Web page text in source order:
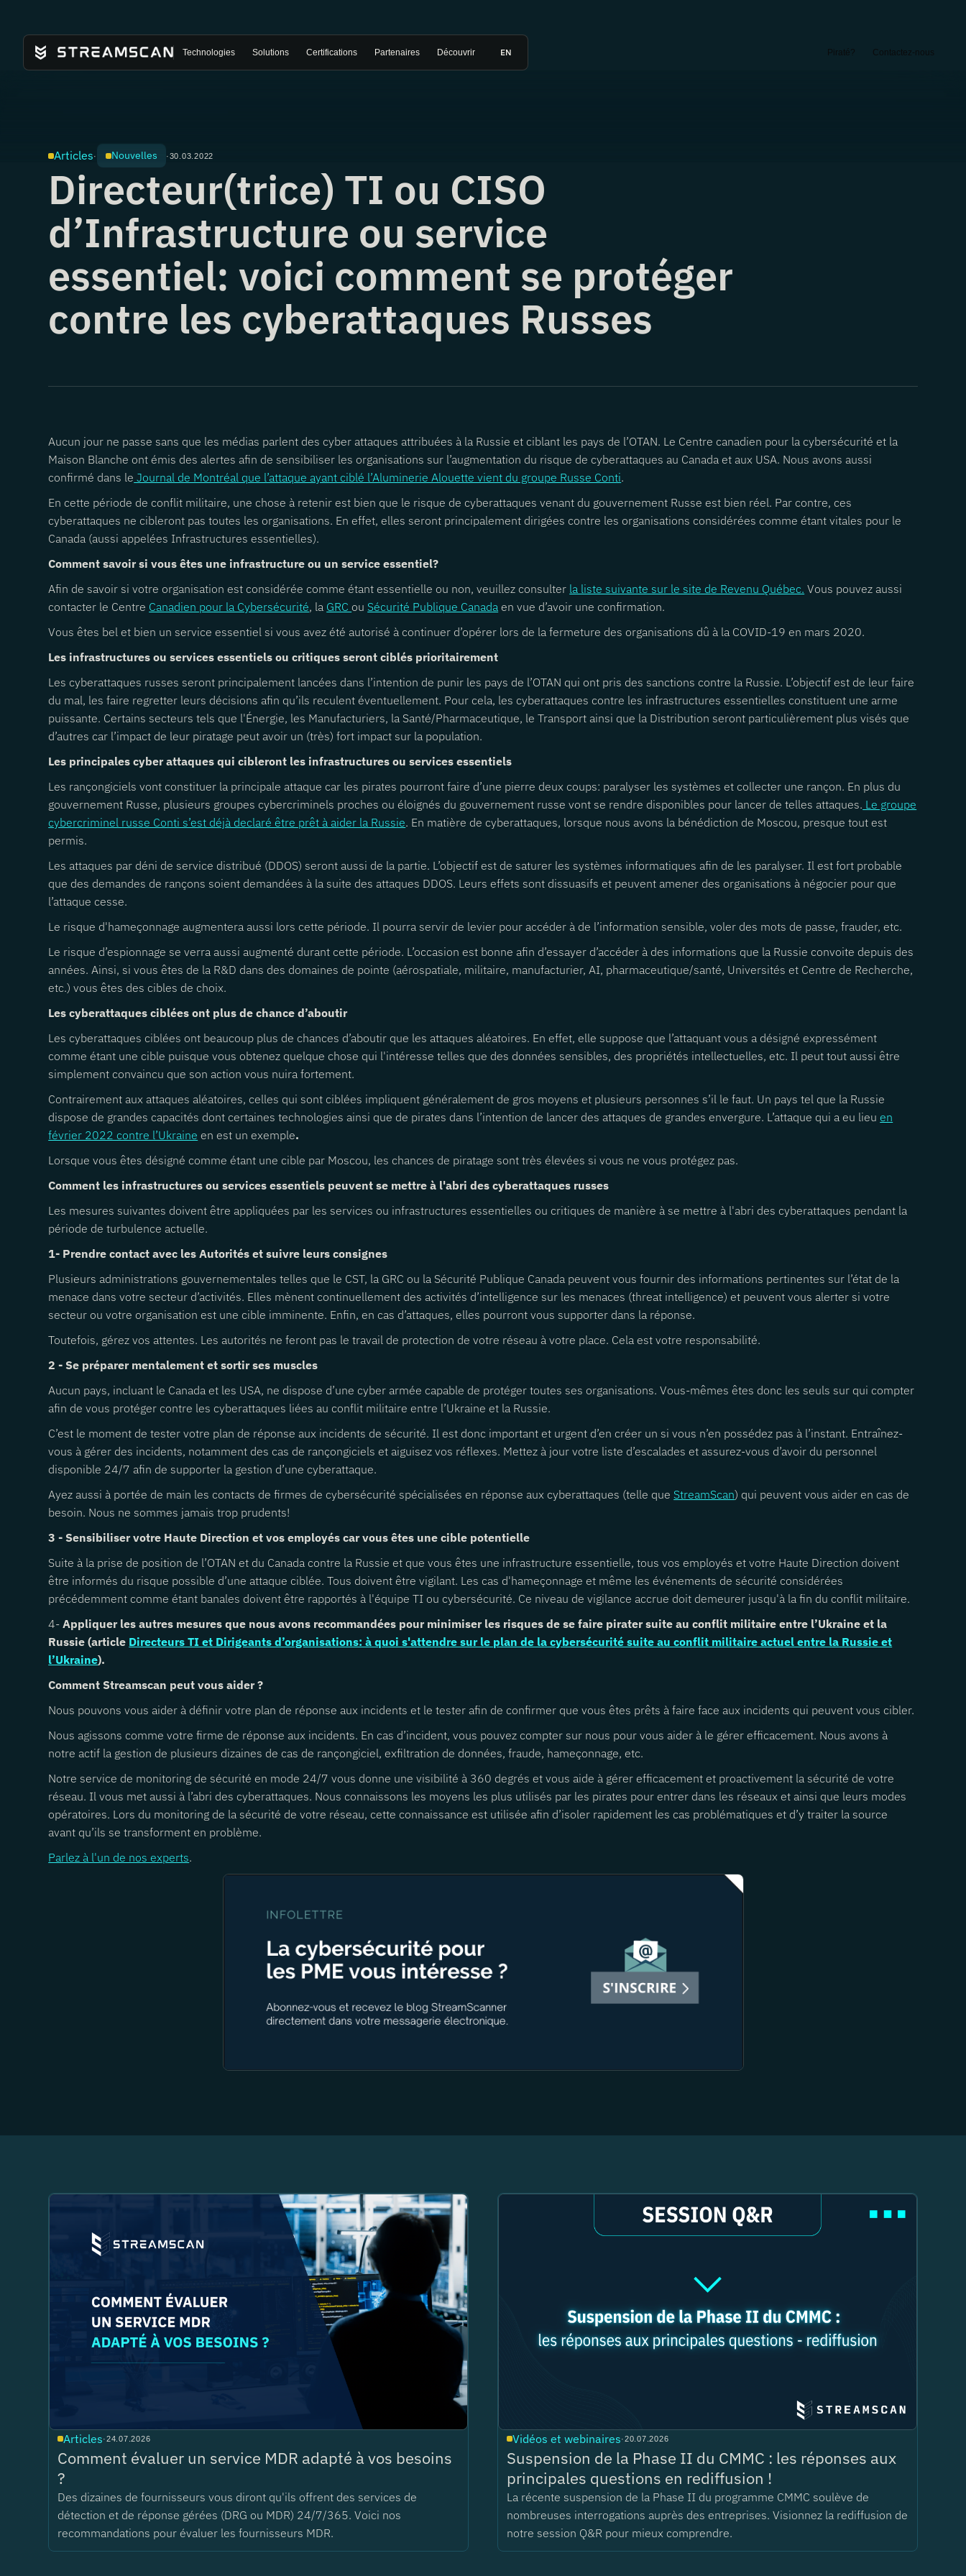
Technologies Solutions Certifications Partenaires Découvrir EN Piraté? Contactez-nous
Articles· Nouvelles ·30.03.2022
Directeur(trice) TI ou CISO
d’Infrastructure ou service
essentiel: voici comment se protéger
contre les cyberattaques Russes
Aucun jour ne passe sans que les médias parlent des cyber attaques attribuées à la Russie et ciblant les pays de l’OTAN. Le Centre canadien pour la cybersécurité et la
Maison Blanche ont émis des alertes afin de sensibiliser les organisations sur l’augmentation du risque de cyberattaques au Canada et aux USA. Nous avons aussi
confirmé dans le Journal de Montréal que l’attaque ayant ciblé l’Aluminerie Alouette vient du groupe Russe Conti.
En cette période de conflit militaire, une chose à retenir est bien que le risque de cyberattaques venant du gouvernement Russe est bien réel. Par contre, ces
cyberattaques ne cibleront pas toutes les organisations. En effet, elles seront principalement dirigées contre les organisations considérées comme étant vitales pour le
Canada (aussi appelées Infrastructures essentielles).
Comment savoir si vous êtes une infrastructure ou un service essentiel?
Afin de savoir si votre organisation est considérée comme étant essentielle ou non, veuillez consulter la liste suivante sur le site de Revenu Québec. Vous pouvez aussi
contacter le Centre Canadien pour la Cybersécurité, la GRCou Sécurité Publique Canada en vue d’avoir une confirmation.
Vous êtes bel et bien un service essentiel si vous avez été autorisé à continuer d’opérer lors de la fermeture des organisations dû à la COVID-19 en mars 2020.
Les infrastructures ou services essentiels ou critiques seront ciblés prioritairement
Les cyberattaques russes seront principalement lancées dans l’intention de punir les pays de l’OTAN qui ont pris des sanctions contre la Russie. L’objectif est de leur faire
du mal, les faire regretter leurs décisions afin qu’ils reculent éventuellement. Pour cela, les cyberattaques contre les infrastructures essentielles constituent une arme
puissante. Certains secteurs tels que l'Énergie, les Manufacturiers, la Santé/Pharmaceutique, le Transport ainsi que la Distribution seront particulièrement plus visés que
d’autres car l’impact de leur piratage peut avoir un (très) fort impact sur la population.
Les principales cyber attaques qui cibleront les infrastructures ou services essentiels
Les rançongiciels vont constituer la principale attaque car les pirates pourront faire d’une pierre deux coups: paralyser les systèmes et collecter une rançon. En plus du
gouvernement Russe, plusieurs groupes cybercriminels proches ou éloignés du gouvernement russe vont se rendre disponibles pour lancer de telles attaques. Le groupe
cybercriminel russe Conti s’est déjà declaré être prêt à aider la Russie. En matière de cyberattaques, lorsque nous avons la bénédiction de Moscou, presque tout est
permis.
Les attaques par déni de service distribué (DDOS) seront aussi de la partie. L’objectif est de saturer les systèmes informatiques afin de les paralyser. Il est fort probable
que des demandes de rançons soient demandées à la suite des attaques DDOS. Leurs effets sont dissuasifs et peuvent amener des organisations à négocier pour que
l’attaque cesse.
Le risque d'hameçonnage augmentera aussi lors cette période. Il pourra servir de levier pour accéder à de l’information sensible, voler des mots de passe, frauder, etc.
Le risque d’espionnage se verra aussi augmenté durant cette période. L’occasion est bonne afin d’essayer d’accéder à des informations que la Russie convoite depuis des
années. Ainsi, si vous êtes de la R&D dans des domaines de pointe (aérospatiale, militaire, manufacturier, AI, pharmaceutique/santé, Universités et Centre de Recherche,
etc.) vous êtes des cibles de choix.
Les cyberattaques ciblées ont plus de chance d’aboutir
Les cyberattaques ciblées ont beaucoup plus de chances d’aboutir que les attaques aléatoires. En effet, elle suppose que l’attaquant vous a désigné expressément
comme étant une cible puisque vous obtenez quelque chose qui l'intéresse telles que des données sensibles, des propriétés intellectuelles, etc. Il peut tout aussi être
simplement convaincu que son action vous nuira fortement.
Contrairement aux attaques aléatoires, celles qui sont ciblées impliquent généralement de gros moyens et plusieurs personnes s’il le faut. Un pays tel que la Russie
dispose de grandes capacités dont certaines technologies ainsi que de pirates dans l’intention de lancer des attaques de grandes envergure. L’attaque qui a eu lieuen
février 2022 contre l’Ukraine en est un exemple.
Lorsque vous êtes désigné comme étant une cible par Moscou, les chances de piratage sont très élevées si vous ne vous protégez pas.
Comment les infrastructures ou services essentiels peuvent se mettre à l'abri des cyberattaques russes
Les mesures suivantes doivent être appliquées par les services ou infrastructures essentielles ou critiques de manière à se mettre à l'abri des cyberattaques pendant la
période de turbulence actuelle.
1- Prendre contact avec les Autorités et suivre leurs consignes
Plusieurs administrations gouvernementales telles que le CST, la GRC ou la Sécurité Publique Canada peuvent vous fournir des informations pertinentes sur l’état de la
menace dans votre secteur d’activités. Elles mènent continuellement des activités d’intelligence sur les menaces (threat intelligence) et peuvent vous alerter si votre
secteur ou votre organisation est une cible imminente. Enfin, en cas d’attaques, elles pourront vous supporter dans la réponse.
Toutefois, gérez vos attentes. Les autorités ne feront pas le travail de protection de votre réseau à votre place. Cela est votre responsabilité.
2 - Se préparer mentalement et sortir ses muscles
Aucun pays, incluant le Canada et les USA, ne dispose d’une cyber armée capable de protéger toutes ses organisations. Vous-mêmes êtes donc les seuls sur qui compter
afin de vous protéger contre les cyberattaques liées au conflit militaire entre l’Ukraine et la Russie.
C’est le moment de tester votre plan de réponse aux incidents de sécurité. Il est donc important et urgent d’en créer un si vous n’en possédez pas à l’instant. Entraînez-
vous à gérer des incidents, notamment des cas de rançongiciels et aiguisez vos réflexes. Mettez à jour votre liste d’escalades et assurez-vous d’avoir du personnel
disponible 24/7 afin de supporter la gestion d’une cyberattaque.
Ayez aussi à portée de main les contacts de firmes de cybersécurité spécialisées en réponse aux cyberattaques (telle que StreamScan) qui peuvent vous aider en cas de
besoin. Nous ne sommes jamais trop prudents!
3 - Sensibiliser votre Haute Direction et vos employés car vous êtes une cible potentielle
Suite à la prise de position de l’OTAN et du Canada contre la Russie et que vous êtes une infrastructure essentielle, tous vos employés et votre Haute Direction doivent
être informés du risque possible d’une attaque ciblée. Tous doivent être vigilant. Les cas d'hameçonnage et même les événements de sécurité considérées
précédemment comme étant banales doivent être rapportés à l'équipe TI ou cybersécurité. Ce niveau de vigilance accrue doit demeurer jusqu'à la fin du conflit militaire.
4-Appliquer les autres mesures que nous avons recommandées pour minimiser les risques de se faire pirater suite au conflit militaire entre l’Ukraine et la
Russie (article Directeurs TI et Dirigeants d’organisations: à quoi s'attendre sur le plan de la cybersécurité suite au conflit militaire actuel entre la Russie et
l’Ukraine).
Comment Streamscan peut vous aider ?
Nous pouvons vous aider à définir votre plan de réponse aux incidents et le tester afin de confirmer que vous êtes prêts à faire face aux incidents qui peuvent vous cibler.
Nous agissons comme votre firme de réponse aux incidents. En cas d’incident, vous pouvez compter sur nous pour vous aider à le gérer efficacement. Nous avons à
notre actif la gestion de plusieurs dizaines de cas de rançongiciel, exfiltration de données, fraude, hameçonnage, etc.
Notre service de monitoring de sécurité en mode 24/7 vous donne une visibilité à 360 degrés et vous aide à gérer efficacement et proactivement la sécurité de votre
réseau. Il vous met aussi à l’abri des cyberattaques. Nous connaissons les moyens les plus utilisés par les pirates pour entrer dans les réseaux et ainsi que leurs modes
opératoires. Lors du monitoring de la sécurité de votre réseau, cette connaissance est utilisée afin d’isoler rapidement les cas problématiques et d’y traiter la source
avant qu’ils se transforment en problème.
Parlez à l'un de nos experts.
Articles·24.07.2026
Comment évaluer un service MDR adapté à vos besoins
?
Des dizaines de fournisseurs vous diront qu'ils offrent des services de
détection et de réponse gérées (DRG ou MDR) 24/7/365. Voici nos
recommandations pour évaluer les fournisseurs MDR.
Vidéos et webinaires·20.07.2026
Suspension de la Phase II du CMMC : les réponses aux
principales questions en rediffusion !
La récente suspension de la Phase II du programme CMMC soulève de
nombreuses interrogations auprès des entreprises. Visionnez la rediffusion de
notre session Q&R pour mieux comprendre.